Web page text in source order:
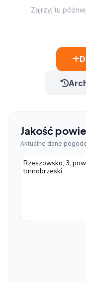
Zajrzyj tu
Jakość
Aktualne dane